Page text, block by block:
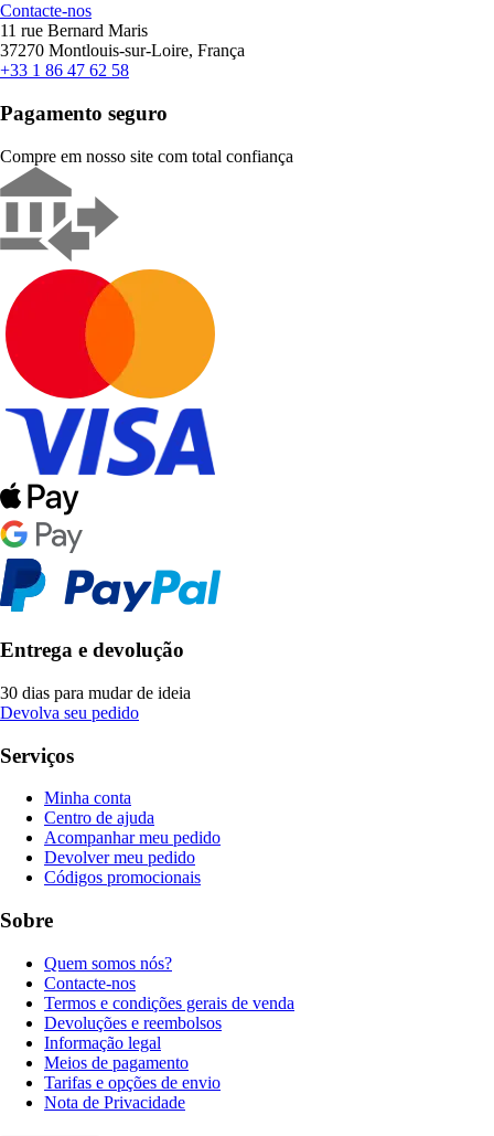
Contacte-nos
11 rue Bernard Maris
37270 Montlouis-sur-Loire, França
+33 1 86 47 62 58
Pagamento seguro
Compre em nosso site com total confiança
Entrega e devolução
30 dias para mudar de ideia
Devolva seu pedido
Serviços
Minha conta
Centro de ajuda
Acompanhar meu pedido
Devolver meu pedido
Códigos promocionais
Sobre
Quem somos nós?
Contacte-nos
Termos e condições gerais de venda
Devoluções e reembolsos
Informação legal
Meios de pagamento
Tarifas e opções de envio
Nota de Privacidade